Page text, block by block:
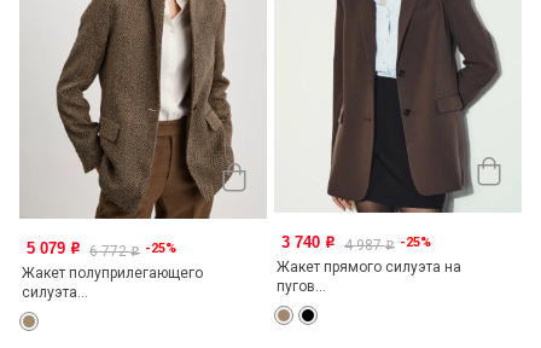
5 079 o 6 772o -25%
Жакет полуприлегающего
силуэта...
3 740 o 4 987o -25%
Жакет прямого силуэта на
пугов...